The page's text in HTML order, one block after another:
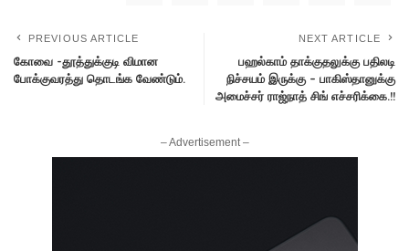
PREVIOUS ARTICLE
கோவை -தூத்துக்குடி விமான
போக்குவரத்து தொடங்க வேண்டும்.
NEXT ARTICLE
பஹல்காம் தாக்குதலுக்கு பதிலடி
நிச்சயம் இருக்கு – பாகிஸ்தானுக்கு
அமைச்சர் ராஜ்நாத் சிங் எச்சரிக்கை.!!
– Advertisement –